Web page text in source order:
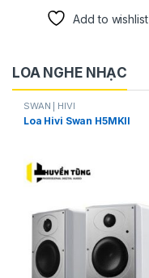
Add to wishlist
LOA NGHE NHẠC
SWAN | HIVI
Loa Hivi Swan H5MKII